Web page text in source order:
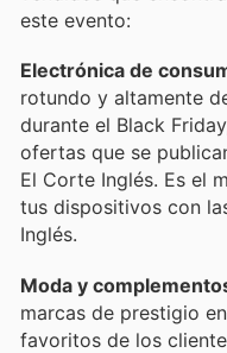
este evento:
Electrónica de
rotundo y altamente
durante el Black
ofertas que se
El Corte Inglés. Es el
tus dispositivos con
Inglés.
Moda y
marcas de prestigio
favoritos de los